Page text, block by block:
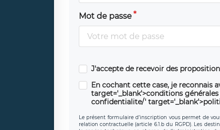
Mot de passe
J'accepte de recevoir des
En cochant cette case, je reconnais
target='_blank'>conditions
confidentialite/'
Le présent formulaire d’inscription vous permet de
relation contractuelle (article 6.1.b du RGPD). Les